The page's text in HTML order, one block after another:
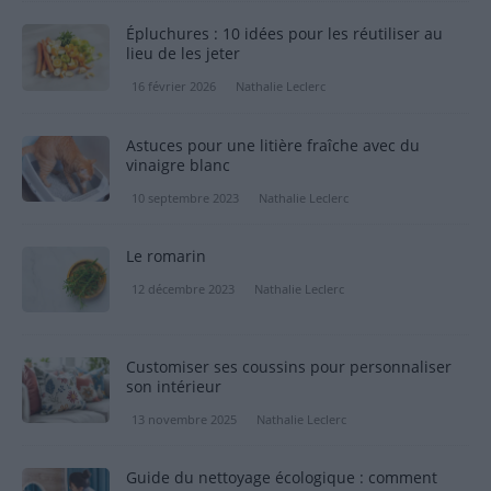
Épluchures : 10 idées pour les réutiliser au
lieu de les jeter
16 février 2026 Nathalie Leclerc
Astuces pour une litière fraîche avec du
vinaigre blanc
10 septembre 2023 Nathalie Leclerc
Le romarin
12 décembre 2023 Nathalie Leclerc
Customiser ses coussins pour personnaliser
son intérieur
13 novembre 2025 Nathalie Leclerc
Guide du nettoyage écologique : comment